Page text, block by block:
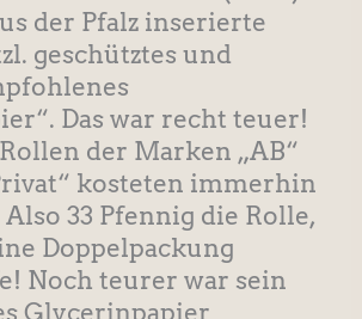
der Pfalz inserierte
geschütztes und
Das war recht teuer!
der Marken „AB“
kosteten immerhin
33 Pfennig die Rolle,
Doppelpackung
Noch teurer war sein
Glycerinpapier